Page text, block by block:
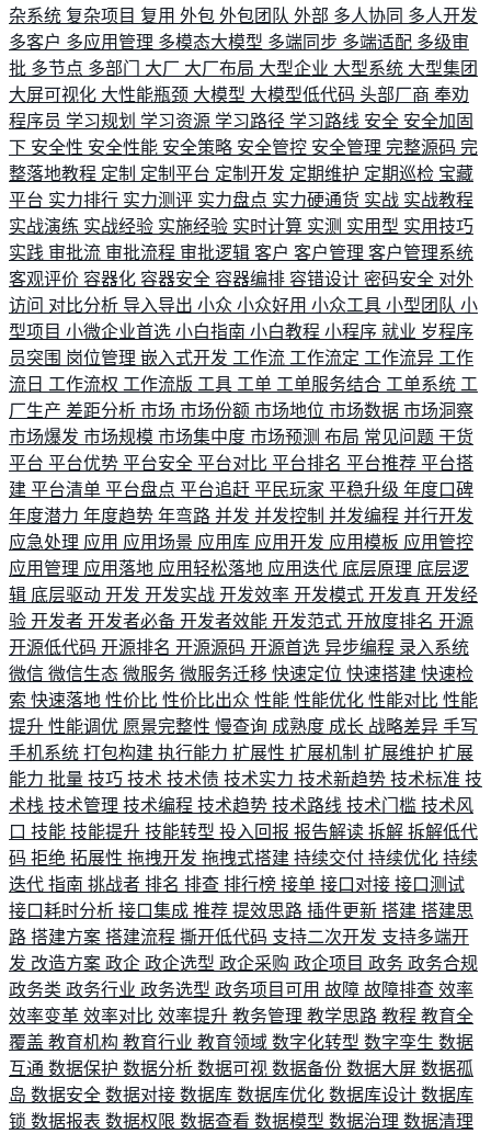
杂系统 复杂项目 复用 外包 外包团队 外部 多人协同 多人开发
多客户 多应用管理 多模态大模型 多端同步 多端适配 多级审
批 多节点 多部门 大厂 大厂布局 大型企业 大型系统 大型集团
大屏可视化 大性能瓶颈 大模型 大模型低代码 头部厂商 奉劝
程序员 学习规划 学习资源 学习路径 学习路线 安全 安全加固
下 安全性 安全性能 安全策略 安全管控 安全管理 完整源码 完
整落地教程 定制 定制平台 定制开发 定期维护 定期巡检 宝藏
平台 实力排行 实力测评 实力盘点 实力硬通货 实战 实战教程
实战演练 实战经验 实施经验 实时计算 实测 实用型 实用技巧
实践 审批流 审批流程 审批逻辑 客户 客户管理 客户管理系统
客观评价 容器化 容器安全 容器编排 容错设计 密码安全 对外
访问 对比分析 导入导出 小众 小众好用 小众工具 小型团队 小
型项目 小微企业首选 小白指南 小白教程 小程序 就业 岁程序
员突围 岗位管理 嵌入式开发 工作流 工作流定 工作流异 工作
流日 工作流权 工作流版 工具 工单 工单服务结合 工单系统 工
厂生产 差距分析 市场 市场份额 市场地位 市场数据 市场洞察
市场爆发 市场规模 市场集中度 市场预测 布局 常见问题 干货
平台 平台优势 平台安全 平台对比 平台排名 平台推荐 平台搭
建 平台清单 平台盘点 平台追赶 平民玩家 平稳升级 年度口碑
年度潜力 年度趋势 年弯路 并发 并发控制 并发编程 并行开发
应急处理 应用 应用场景 应用库 应用开发 应用模板 应用管控
应用管理 应用落地 应用轻松落地 应用迭代 底层原理 底层逻
辑 底层驱动 开发 开发实战 开发效率 开发模式 开发真 开发经
验 开发者 开发者必备 开发者效能 开发范式 开放度排名 开源
开源低代码 开源排名 开源源码 开源首选 异步编程 录入系统
微信 微信生态 微服务 微服务迁移 快速定位 快速搭建 快速检
索 快速落地 性价比 性价比出众 性能 性能优化 性能对比 性能
提升 性能调优 愿景完整性 慢查询 成熟度 成长 战略差异 手写
手机系统 打包构建 执行能力 扩展性 扩展机制 扩展维护 扩展
能力 批量 技巧 技术 技术债 技术实力 技术新趋势 技术标准 技
术栈 技术管理 技术编程 技术趋势 技术路线 技术门槛 技术风
口 技能 技能提升 技能转型 投入回报 报告解读 拆解 拆解低代
码 拒绝 拓展性 拖拽开发 拖拽式搭建 持续交付 持续优化 持续
迭代 指南 挑战者 排名 排查 排行榜 接单 接口对接 接口测试
接口耗时分析 接口集成 推荐 提效思路 插件更新 搭建 搭建思
路 搭建方案 搭建流程 撕开低代码 支持二次开发 支持多端开
发 改造方案 政企 政企选型 政企采购 政企项目 政务 政务合规
政务类 政务行业 政务选型 政务项目可用 故障 故障排查 效率
效率变革 效率对比 效率提升 教务管理 教学思路 教程 教育全
覆盖 教育机构 教育行业 教育领域 数字化转型 数字孪生 数据
互通 数据保护 数据分析 数据可视 数据备份 数据大屏 数据孤
岛 数据安全 数据对接 数据库 数据库优化 数据库设计 数据库
锁 数据报表 数据权限 数据查看 数据模型 数据治理 数据清理